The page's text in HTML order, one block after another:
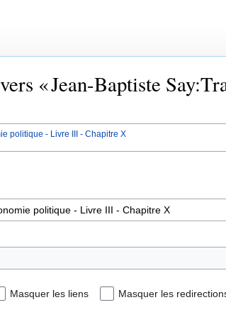
« Jean-Baptiste
politique - Livre III - Chapitre X
Masquer les liens Masquer les